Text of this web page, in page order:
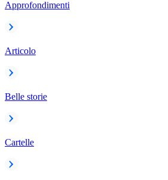
Approfondimenti
Articolo
Belle storie
Cartelle